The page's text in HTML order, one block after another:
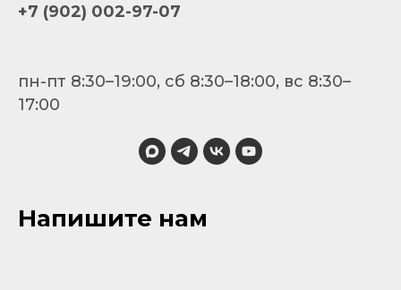
+7 (902) 002-97-07
пн-пт 8:30–19:00, сб 8:30–18:00, вс 8:30–
17:00
Напишите нам